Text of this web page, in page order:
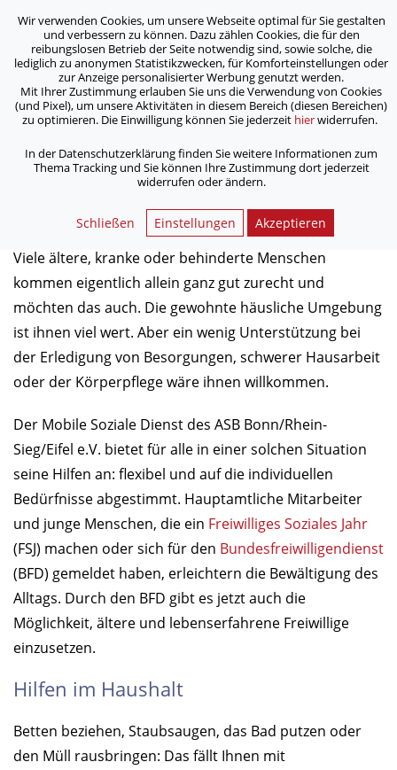
ASB Bonn/Rhein-Sieg/Eifel e.V.
bewegt Menschen
Mobiler Sozialer Dienst
Home / Dienstleistungen /
Ambulante Betreuungsangebote / Mobiler Sozialer Dienst
Mobiler Sozialer Dienst
Viele ältere, kranke oder behinderte Menschen
kommen eigentlich allein ganz gut zurecht und
möchten das auch. Die gewohnte häusliche Umgebung
ist ihnen viel wert. Aber ein wenig Unterstützung bei
der Erledigung von Besorgungen, schwerer Hausarbeit
oder der Körperpflege wäre ihnen willkommen.
Der Mobile Soziale Dienst des ASB Bonn/Rhein-
Sieg/Eifel e.V. bietet für alle in einer solchen Situation
seine Hilfen an: flexibel und auf die individuellen
Bedürfnisse abgestimmt. Hauptamtliche Mitarbeiter
und junge Menschen, die ein Freiwilliges Soziales Jahr
(FSJ) machen oder sich für den Bundesfreiwilligendienst
(BFD) gemeldet haben, erleichtern die Bewältigung des
Alltags. Durch den BFD gibt es jetzt auch die
Möglichkeit, ältere und lebenserfahrene Freiwillige
einzusetzen.
Hilfen im Haushalt
Betten beziehen, Staubsaugen, das Bad putzen oder
den Müll rausbringen: Das fällt Ihnen mit
Wir verwenden Cookies, um unsere Webseite optimal für Sie gestalten
und verbessern zu können. Dazu zählen Cookies, die für den
reibungslosen Betrieb der Seite notwendig sind, sowie solche, die
lediglich zu anonymen Statistikzwecken, für Komforteinstellungen oder
zur Anzeige personalisierter Werbung genutzt werden.
Mit Ihrer Zustimmung erlauben Sie uns die Verwendung von Cookies
(und Pixel), um unsere Aktivitäten in diesem Bereich (diesen Bereichen)
zu optimieren. Die Einwilligung können Sie jederzeit hierwiderrufen.
In der Datenschutzerklärung finden Sie weitere Informationen zum
Thema Tracking und Sie können Ihre Zustimmung dort jederzeit
widerrufen oder ändern.
Schließen Einstellungen Akzeptieren